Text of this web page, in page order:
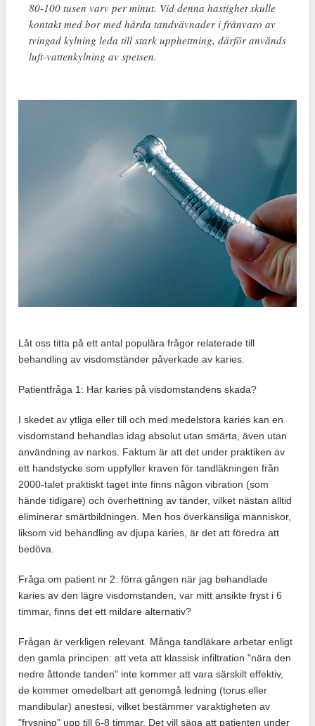
80-100 tusen varv per minut. Vid denna hastighet skulle
kontakt med bor med hårda tandvävnader i frånvaro av
tvingad kylning leda till stark upphettning, därför används
luft-vattenkylning av spetsen.
Låt oss titta på ett antal populära frågor relaterade till
behandling av visdomständer påverkade av karies.
Patientfråga 1: Har karies på visdomstandens skada?
I skedet av ytliga eller till och med medelstora karies kan en
visdomstand behandlas idag absolut utan smärta, även utan
användning av narkos. Faktum är att det under praktiken av
ett handstycke som uppfyller kraven för tandläkningen från
2000-talet praktiskt taget inte finns någon vibration (som
hände tidigare) och överhettning av tänder, vilket nästan alltid
eliminerar smärtbildningen. Men hos överkänsliga människor,
liksom vid behandling av djupa karies, är det att föredra att
bedöva.
Fråga om patient nr 2: förra gången när jag behandlade
karies av den lägre visdomstanden, var mitt ansikte fryst i 6
timmar, finns det ett mildare alternativ?
Frågan är verkligen relevant. Många tandläkare arbetar enligt
den gamla principen: att veta att klassisk infiltration "nära den
nedre åttonde tanden" inte kommer att vara särskilt effektiv,
de kommer omedelbart att genomgå ledning (torus eller
mandibular) anestesi, vilket bestämmer varaktigheten av
"frysning" upp till 6-8 timmar. Det vill säga att patienten under